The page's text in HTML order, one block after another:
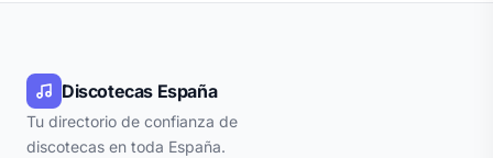
Discotecas España
Tu directorio de confianza de
discotecas en toda España.